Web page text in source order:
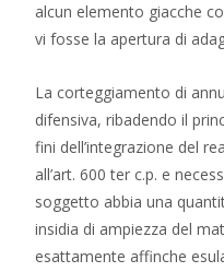
alcun elemento giacche
vi fosse la apertura di
La corteggiamento di
difensiva, ribadendo il
fini dell’integrazione del
all’art. 600 ter c.p. e
soggetto abbia una
insidia di ampiezza del
esattamente affinche